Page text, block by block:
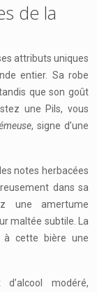
de la
attributs uniques
entier. Sa robe
que son goût
une Pils, vous
, signe d’une
notes herbacées
dans sa
une amertume
maltée subtile. La
à cette bière une
modéré,